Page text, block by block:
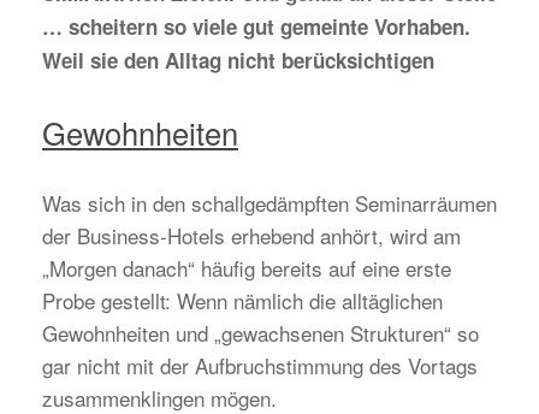
… scheitern so viele gut gemeinte Vorhaben.
Weil sie den Alltag nicht berücksichtigen
Gewohnheiten
Was sich in den schallgedämpften Seminarräumen
der Business-Hotels erhebend anhört, wird am
„Morgen danach“ häufig bereits auf eine erste
Probe gestellt: Wenn nämlich die alltäglichen
Gewohnheiten und „gewachsenen Strukturen“ so
gar nicht mit der Aufbruchstimmung des Vortags
zusammenklingen mögen.